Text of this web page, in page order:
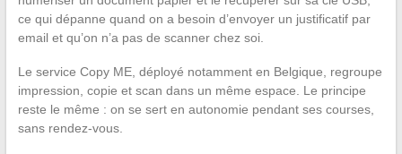
ce qui dépanne quand on a besoin d’envoyer un justificatif par
email et qu’on n’a pas de scanner chez soi.
Le service Copy ME, déployé notamment en Belgique, regroupe
impression, copie et scan dans un même espace. Le principe
reste le même : on se sert en autonomie pendant ses courses,
sans rendez-vous.